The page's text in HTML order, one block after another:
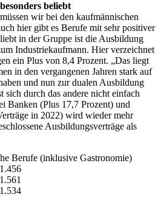
beliebt
wir bei den kaufmännischen
hier gibt es Berufe mit sehr positiver
in der Gruppe ist die Ausbildung
Industriekaufmann. Hier verzeichnet
ein Plus von 8,4 Prozent. „Das liegt
in den vergangenen Jahren stark auf
und nun zur dualen Ausbildung
sich durch das andere nicht einfach
Banken (Plus 17,7 Prozent) und
in 2022) wird wieder mehr
Ausbildungsverträge als
Berufe (inklusive Gastronomie)